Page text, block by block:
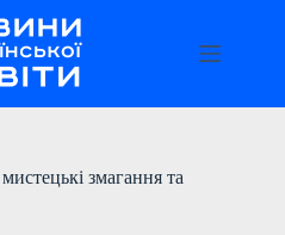
змагання та